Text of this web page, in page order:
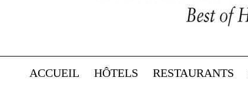
ACCUEIL HÔTELS RESTAURANTS